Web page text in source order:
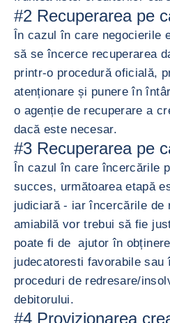
#2 Recuperarea pe
În cazul în care negocierile
să se încerce recuperarea
printr-o procedură oficială,
atenționare și punere în
o agenție de recuperare a
dacă este necesar.
#3 Recuperarea pe
În cazul în care încercările
succes, următoarea etapă
judiciară - iar încercările de
amiabilă vor trebui să fie
poate fi de ajutor în
judecatoresti favorabile sau
proceduri de redresare/
debitorului.
#4 Provizionarea